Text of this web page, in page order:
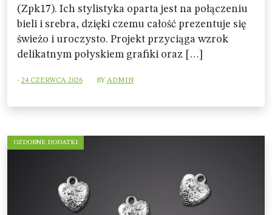
(Zpk17). Ich stylistyka oparta jest na połączeniu
bieli i srebra, dzięki czemu całość prezentuje się
świeżo i uroczysto. Projekt przyciąga wzrok
delikatnym połyskiem grafiki oraz […]
- 24 CZERWCA 2026 BY ADMIN
OZDOBNE DODATKI